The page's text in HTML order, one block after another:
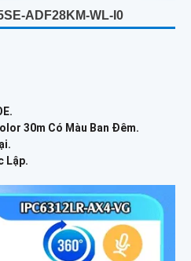
ADF28KM-WL-I0
30m Có Màu Ban Ðêm.
Lập.